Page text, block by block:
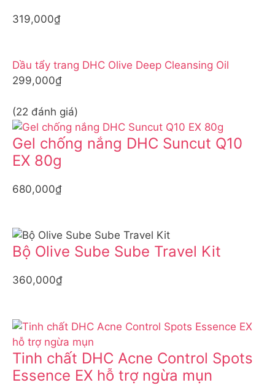
319,000₫
Dầu tẩy trang DHC Olive Deep Cleansing Oil
299,000₫
(22 đánh giá)
Gel chống nắng DHC Suncut Q10
EX 80g
680,000₫
Bộ Olive Sube Sube Travel Kit
360,000₫
Tinh chất DHC Acne Control Spots
Essence EX hỗ trợ ngừa mụn